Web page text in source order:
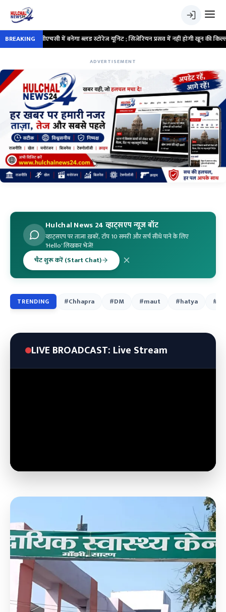
BREAKING
स्टोरेज यूनिट ; सिजेरियन प्रसव में नहीं होगी खून की किल्लत •दिनेश कुशवाह की
ADVERTISEMENT
Hulchal News 24 व्हाट्सएप न्यूज बॉट
व्हाट्सएप पर ताज़ा ख़बरें, टॉप 10 समरी और सर्च सीधे पाने के लिए
'Hello' लिखकर भेजें!
चैट शुरू करें (Start Chat)
TRENDING #Chhapra #DM #maut #hatya
LIVE BROADCAST: Live Stream